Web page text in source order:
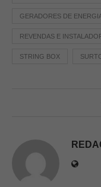
GERADORES DE
REVENDAS E
STRING BOX